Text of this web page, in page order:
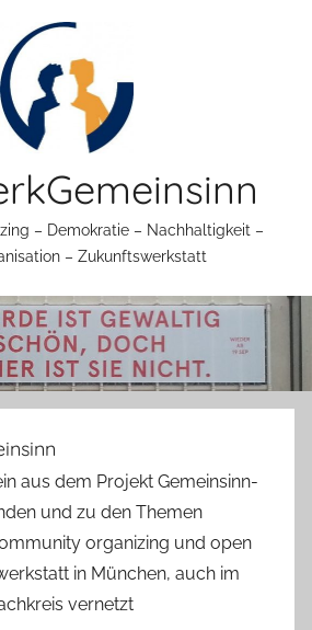
– Demokratie – Nachhaltigkeit –
– Zukunftswerkstatt
aus dem Projekt Gemeinsinn-
und zu den Themen
organizing und open
in München, auch im
vernetzt